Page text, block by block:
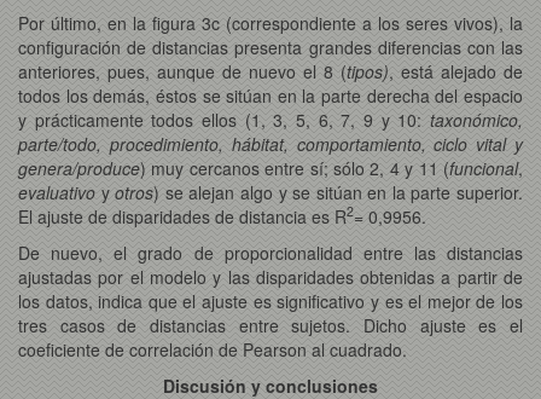
Por último, en la figura 3c (correspondiente a los seres vivos), la
configuración de distancias presenta grandes diferencias con las
anteriores, pues, aunque de nuevo el 8 (tipos), está alejado de
todos los demás, éstos se sitúan en la parte derecha del espacio
y prácticamente todos ellos (1, 3, 5, 6, 7, 9 y 10: taxonómico,
parte/todo, procedimiento, hábitat, comportamiento, ciclo vital y
genera/produce) muy cercanos entre sí; sólo 2, 4 y 11 (funcional,
evaluativo yotros) se alejan algo y se sitúan en la parte superior.
El ajuste de disparidades de distancia es R2= 0,9956.
De nuevo, el grado de proporcionalidad entre las distancias
ajustadas por el modelo y las disparidades obtenidas a partir de
los datos, indica que el ajuste es significativo y es el mejor de los
tres casos de distancias entre sujetos. Dicho ajuste es el
coeficiente de correlación de Pearson al cuadrado.
Discusión y conclusiones